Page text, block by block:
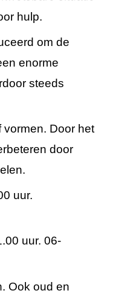
hulp.
om de
enorme
steeds
Door het
door
uur.
uur. 06-
Ook oud en